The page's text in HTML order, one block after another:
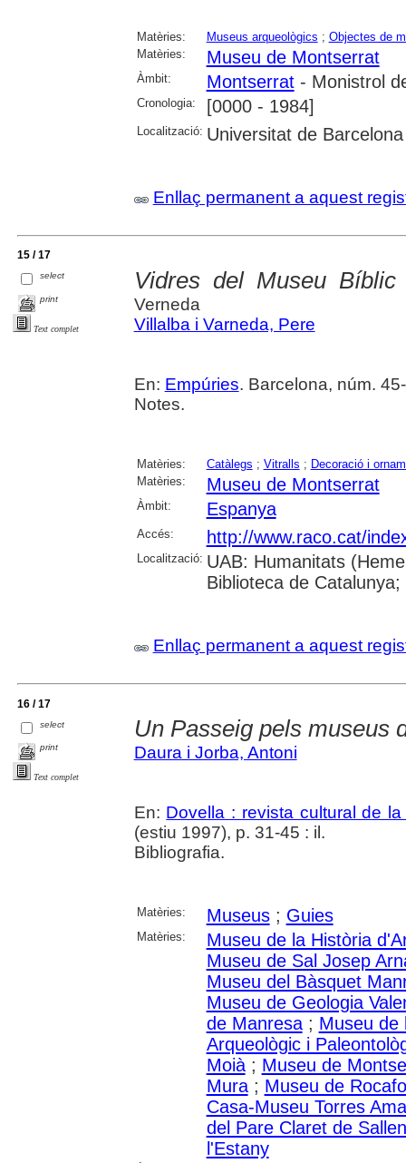
Matèries: Museus arqueològics ; Objectes de
Matèries:
Museu de Montserrat
Àmbit: Montserrat- Monistrol
Cronologia: [0000 - 1984]
Localització: Universitat de Barcelona
Enllaç permanent a aquest
15 / 17
select
print
Text complet
Vidres del Museu Bíblic
Verneda
Villalba i Varneda, Pere
En: Empúries. Barcelona, núm.
Notes.
Matèries: Catàlegs ; Vitralls ; Decoració i
Matèries:
Museu de Montserrat
Àmbit: Espanya
Accés: http://www.raco.cat/
Localització: UAB: Humanitats
Biblioteca de
Enllaç permanent a aquest
16 / 17
select
print
Text complet
Un Passeig pels museus
Daura i Jorba, Antoni
En: Dovella : revista cultural de
(estiu 1997), p. 31-45 : il.
Bibliografia.
Matèries: Museus; Guies
Matèries:
Museu de la Història
Museu de Sal Josep
Museu del Bàsquet
Museu de Geologia
de Manresa; Museu de
Arqueològic i
Moià; Museu de
Mura; Museu de
Casa-Museu Torres
del Pare Claret de
l'Estany